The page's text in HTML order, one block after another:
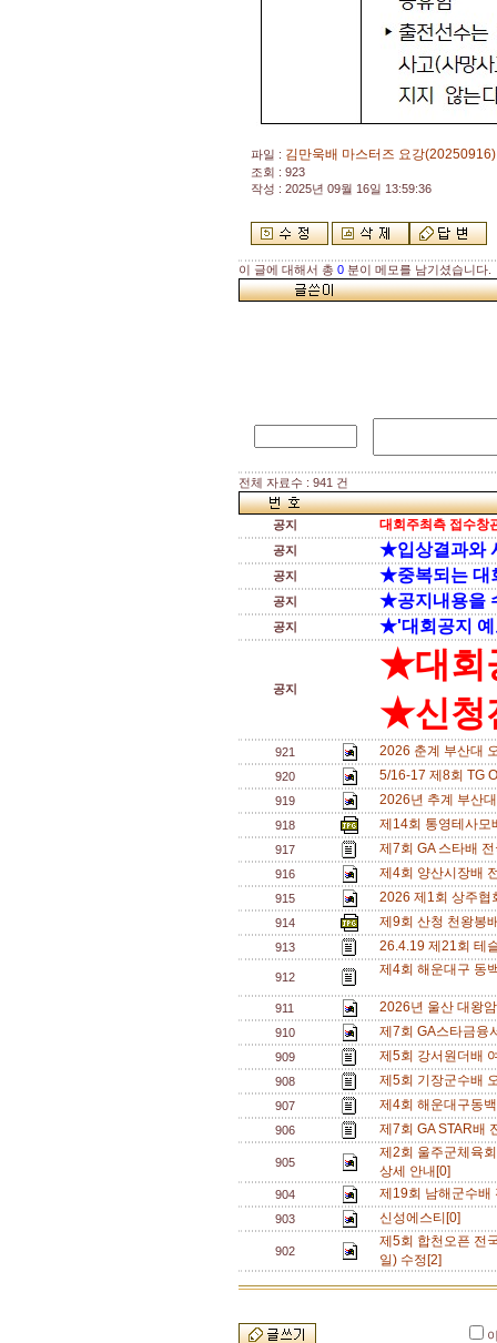
파일 : 김만욱배 마스터즈 요강
조회 : 923
작성 : 2025년 09월 16일 13:59:36
이 글에 대해서 총 0 분이 메모를 남기셨습니다.
전체 자료수 : 941 건
공지 대회주최측 접수창
공지 ★입상결과와
공지 ★중복되는 대
공지 ★공지내용을
공지 ★'대회공지 예
공지
★대회
★신청
921 2026 춘계 부산대
920 5/16-17 제8회 TG
919 2026년 추계 부산
918 제14회 통영테사
917 제7회 GA 스타배
916 제4회 양산시장배
915 2026 제1회 상주
914 제9회 산청 천왕봉
913 26.4.19 제21회 테
912 제4회 해운대구 동
911 2026년 울산 대왕
910 제7회 GA스타금융
909 제5회 강서원더배
908 제5회 기장군수배
907 제4회 해운대구동
906 제7회 GA STAR배
905
제2회 울주군체육
상세 안내[0]
904 제19회 남해군수
903 신성에스티[0]
902
제5회 합천오픈 전
일) 수정[2]